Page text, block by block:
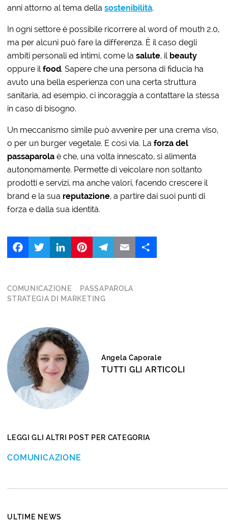
anni attorno al tema dellasostenibilità.
In ogni settore è possibile ricorrere al word of mouth 2.0,
ma per alcuni può fare la differenza. È il caso degli
ambiti personali ed intimi, come lasalute, il beauty
oppure ilfood. Sapere che una persona di fiducia ha
avuto una bella esperienza con una certa struttura
sanitaria, ad esempio, ci incoraggia a contattare la stessa
in caso di bisogno.
Un meccanismo simile può avvenire per una crema viso,
o per un burger vegetale. E così via. Laforza del
passaparola è che, una volta innescato, si alimenta
autonomamente. Permette di veicolare non soltanto
prodotti e servizi, ma anche valori, facendo crescere il
brand e la sua reputazione, a partire dai suoi punti di
forza e dalla sua identità.
FacebookTwitter LinkedIn
COMUNICAZIONE
PASSAPAROLA
STRATEGIA DI MARKETING
Angela Caporale
TUTTI GLI ARTICOLI
LEGGI GLI ALTRI POST PER CATEGORIA
COMUNICAZIONE
ULTIME NEWS